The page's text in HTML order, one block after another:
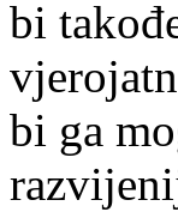
bi
bi ga